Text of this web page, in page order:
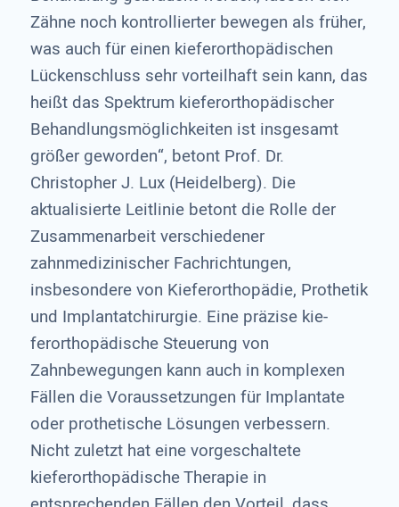
Zähne noch kontrollierter bewegen als früher,
was auch für einen kieferorthopädischen
Lückenschluss sehr vorteilhaft sein kann, das
heißt das Spektrum kieferorthopädischer
Behandlungsmöglichkeiten ist insgesamt
größer gewor­den“, betont Prof. Dr.
Christopher J. Lux (Heidelberg). Die
aktualisierte Leitlinie betont die Rolle der
Zusammenarbeit verschiedener
zahnmedizinischer Fachrichtungen,
insbesondere von Kieferorthopädie, Prothetik
und Implantatchirurgie. Eine präzise kie­
ferorthopädische Steuerung von
Zahnbewegungen kann auch in komplexen
Fällen die Voraussetzungen für Implantate
oder prothetische Lösungen verbessern.
Nicht zuletzt hat eine vorgeschaltete
kieferortho­pädische Therapie in